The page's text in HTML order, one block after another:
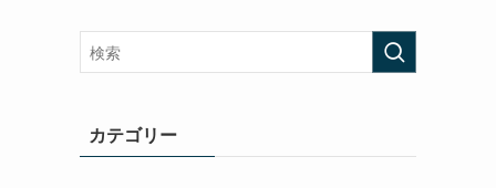
カテゴリー